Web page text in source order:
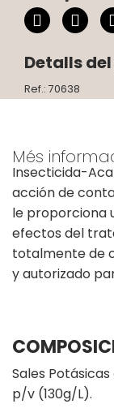
Detalls
Ref.: 70638
Més
Insecticida-
acción de
le proporciona
efectos del
totalmente de
y autorizado
Sales
p/v (130g/L).